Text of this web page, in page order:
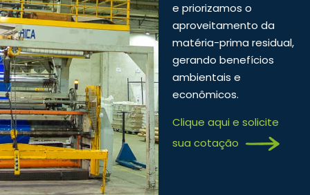
e priorizamos o
aproveitamento da
matéria-prima residual,
gerando benefícios
ambientais e
econômicos.
Clique aqui e solicite
sua cotação